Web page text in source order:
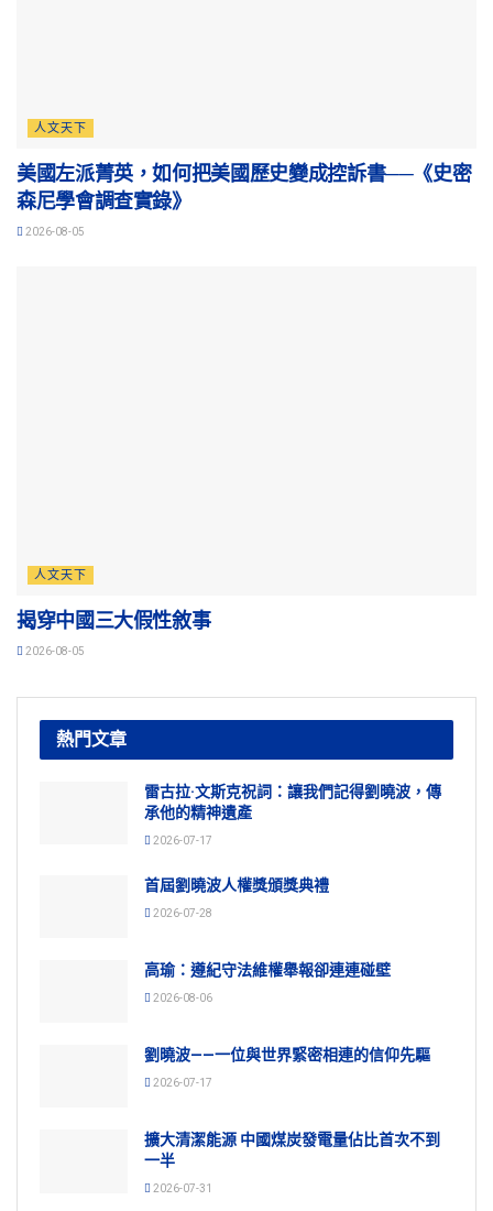
人文天下
美國左派菁英，如何把美國歷史變成控訴書──《史密
森尼學會調查實錄》
2026-08-05
人文天下
揭穿中國三大假性敘事
2026-08-05
熱門文章
雷古拉·文斯克祝詞：讓我們記得劉曉波，傳
承他的精神遺產
2026-07-17
首屆劉曉波人權獎頒獎典禮
2026-07-28
高瑜：遵紀守法維權舉報卻連連碰壁
2026-08-06
劉曉波——一位與世界緊密相連的信仰先驅
2026-07-17
擴大清潔能源 中國煤炭發電量佔比首次不到
一半
2026-07-31